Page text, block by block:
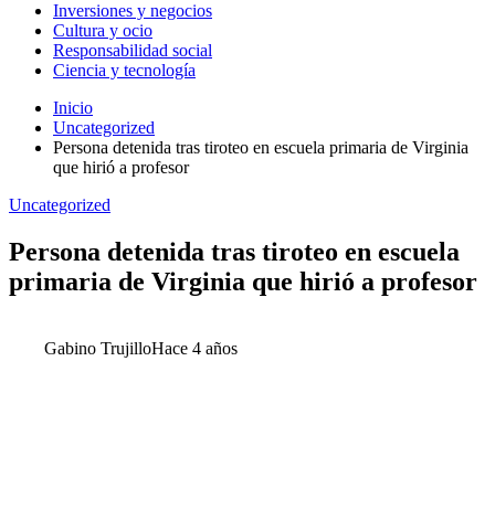
Inversiones y negocios
Cultura y ocio
Responsabilidad social
Ciencia y tecnología
Inicio
Uncategorized
Persona detenida tras tiroteo en escuela primaria de Virginia
que hirió a profesor
Uncategorized
Persona detenida tras tiroteo en escuela
primaria de Virginia que hirió a profesor
Gabino TrujilloHace 4 años